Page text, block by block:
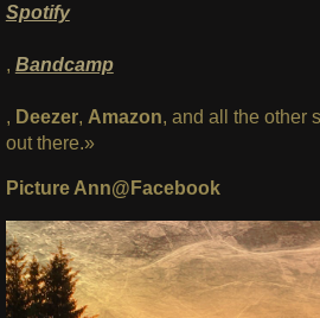
Spotify
, Bandcamp
, Deezer, Amazon, and all the other
out there.»
Picture Ann@Facebook